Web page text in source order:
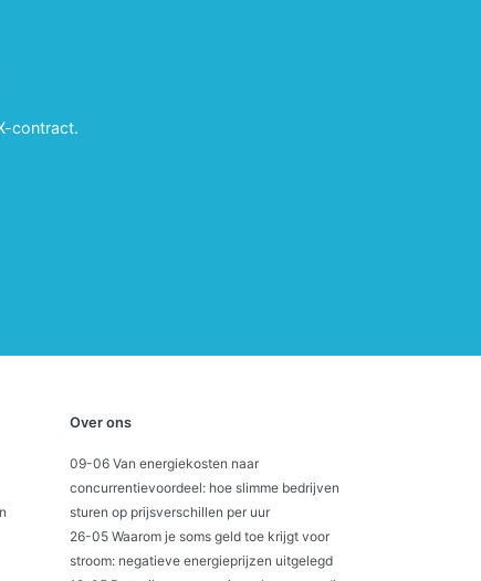
contract.
Over ons
09-06 Van energiekosten naar
concurrentievoordeel: hoe slimme bedrijven
sturen op prijsverschillen per uur
26-05 Waarom je soms geld toe krijgt voor
stroom: negatieve energieprijzen uitgelegd